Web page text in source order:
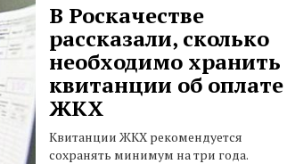
В Роскачестве
рассказали, сколько
необходимо хранить
квитанции об оплате
ЖКХ
Квитанции ЖКХ рекомендуется
сохранять минимум на три года.